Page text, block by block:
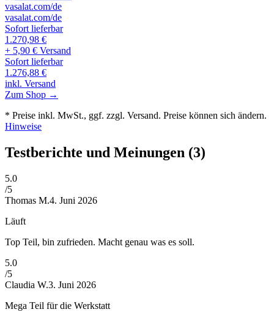
vasalat.com/de
vasalat.com/de
Sofort lieferbar
1.270,98 €
+ 5,90 € Versand
Sofort lieferbar
1.276,88 €
inkl. Versand
Zum Shop →
* Preise inkl. MwSt., ggf. zzgl. Versand. Preise können sich ändern.
Hinweise
Testberichte und Meinungen (3)
5.0
/5
Thomas M.4. Juni 2026
Läuft
Top Teil, bin zufrieden. Macht genau was es soll.
5.0
/5
Claudia W.3. Juni 2026
Mega Teil für die Werkstatt